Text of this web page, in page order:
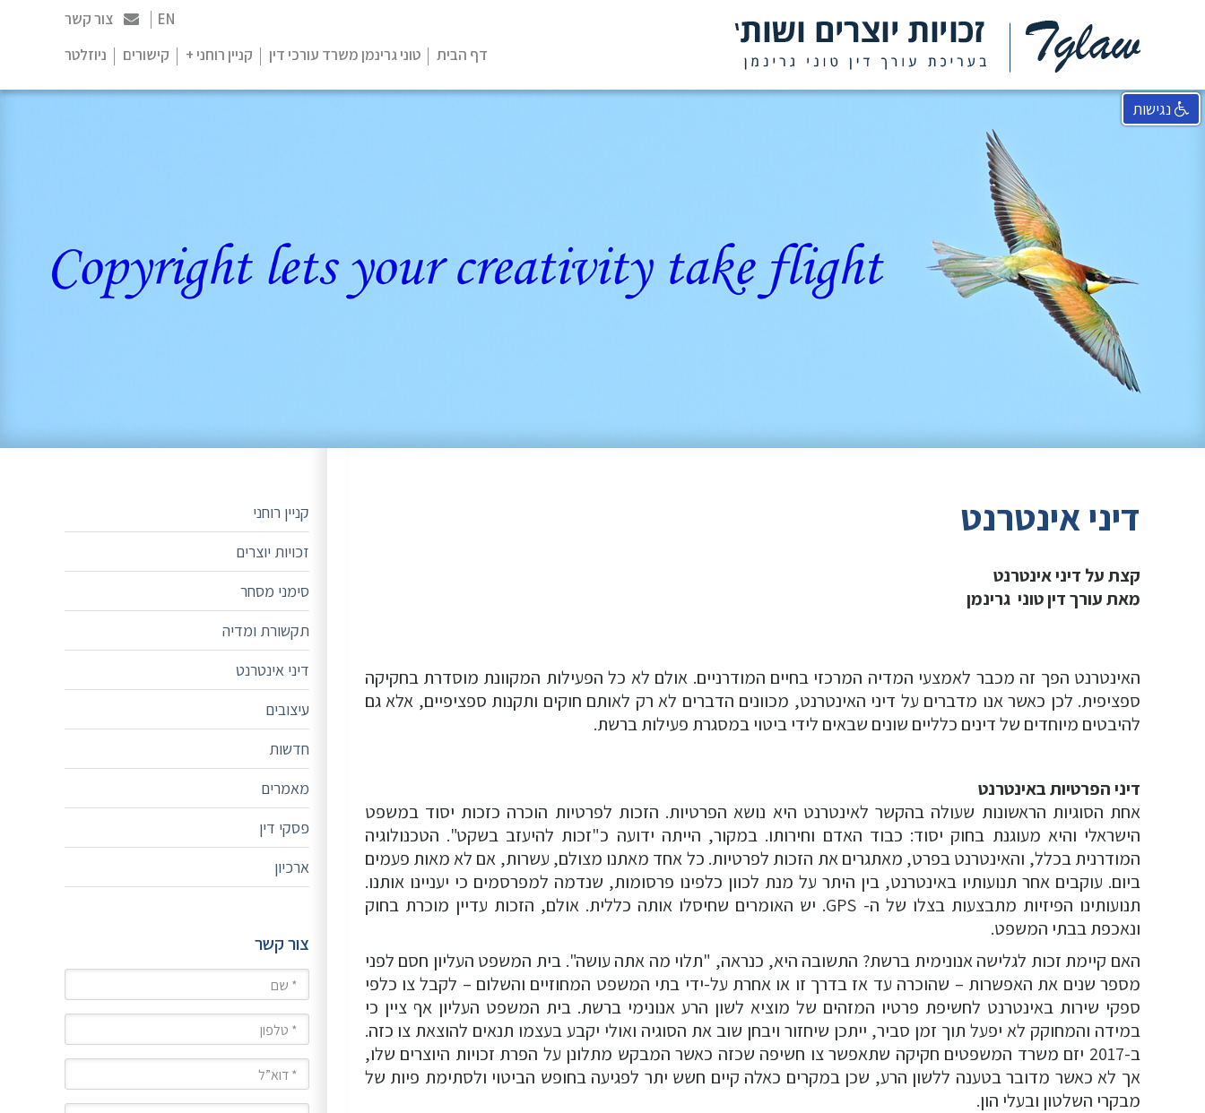
EN
צור קשר
דף הבית
טוני גרינמן משרד עורכי דין קניין רוחני + קישורים ניוזלטר
דיני אינטרנט
קצת על דיני אינטרנט
מאת עורך דין טוני גרינמן
האינטרנט הפך זה מכבר לאמצעי המדיה המרכזי בחיים המודרניים. אולם לא כל הפעילות המקוונת מוסדרת בחקיקה
ספציפית. לכן כאשר אנו מדברים על דיני האינטרנט, מכוונים הדברים לא רק לאותם חוקים ותקנות ספציפיים, אלא גם
להיבטים מיוחדים של דינים כלליים שונים שבאים לידי ביטוי במסגרת פעילות ברשת.
דיני הפרטיות באינטרנט
אחת הסוגיות הראשונות שעולה בהקשר לאינטרנט היא נושא הפרטיות. הזכות לפרטיות הוכרה כזכות יסוד במשפט
הישראלי והיא מעוגנת בחוק יסוד: כבוד האדם וחירותו. במקור, הייתה ידועה כ"זכות להיעזב בשקט". הטכנולוגיה
המודרנית בכלל, והאינטרנט בפרט, מאתגרים את הזכות לפרטיות. כל אחד מאתנו מצולם, עשרות, אם לא מאות פעמים
ביום. עוקבים אחר תנועותיו באינטרנט, בין היתר על מנת לכוון כלפינו פרסומות, שנדמה למפרסמים כי יעניינו אותנו.
תנועותינו הפיזיות מתבצעות בצלו של ה- GPS. יש האומרים שחיסלו אותה כללית. אולם, הזכות עדיין מוכרת בחוק
ונאכפת בבתי המשפט.
האם קיימת זכות לגלישה אנונימית ברשת? התשובה היא, כנראה, "תלוי מה אתה עושה". בית המשפט העליון חסם לפני
מספר שנים את האפשרות – שהוכרה עד אז בדרך זו או אחרת על-ידי בתי המשפט המחוזיים והשלום – לקבל צו כלפי
ספקי שירות באינטרנט לחשיפת פרטיו המזהים של מוציא לשון הרע אנונימי ברשת. בית המשפט העליון אף ציין כי
במידה והמחוקק לא יפעל תוך זמן סביר, ייתכן שיחזור ויבחן שוב את הסוגיה ואולי יקבע בעצמו תנאים להוצאת צו כזה.
ב-2017 יזם משרד המשפטים חקיקה שתאפשר צו חשיפה שכזה כאשר המבקש מתלונן על הפרת זכויות היוצרים שלו,
אך לא כאשר מדובר בטענה ללשון הרע, שכן במקרים כאלה קיים חשש יתר לפגיעה בחופש הביטוי ולסתימת פיות של
מבקרי השלטון ובעלי הון.
קניין רוחני
זכויות יוצרים
סימני מסחר
תקשורת ומדיה
דיני אינטרנט
עיצובים
חדשות
מאמרים
פסקי דין
ארכיון
צור קשר
נגישות